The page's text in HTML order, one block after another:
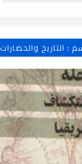
: التاريخ والحضارات